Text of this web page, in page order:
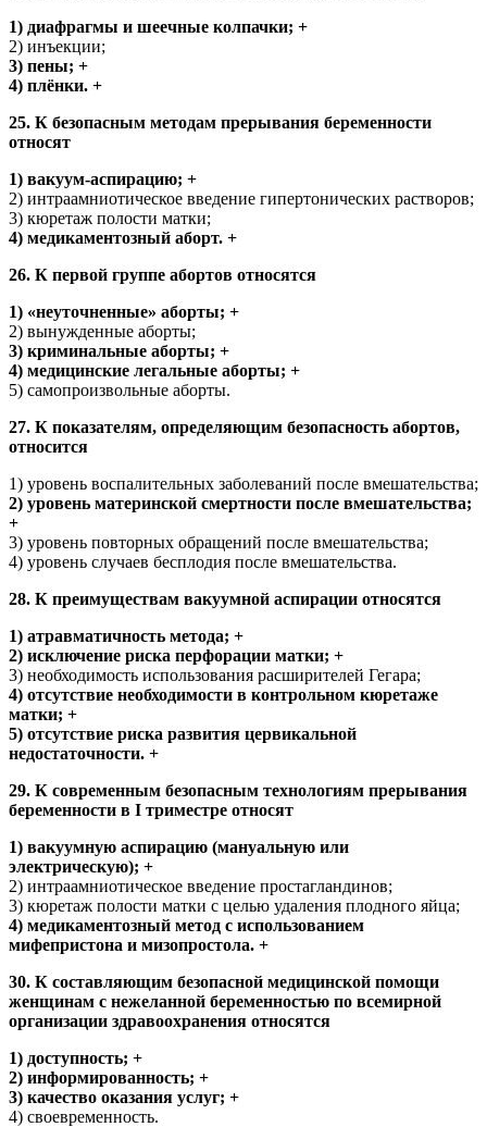
1) диафрагмы и шеечные колпачки; +
2) инъекции;
3) пены; +
4) плёнки. +
25. К безопасным методам прерывания беременности
относят
1) вакуум-аспирацию; +
2) интраамниотическое введение гипертонических растворов;
3) кюретаж полости матки;
4) медикаментозный аборт. +
26. К первой группе абортов относятся
1) «неуточненные» аборты; +
2) вынужденные аборты;
3) криминальные аборты; +
4) медицинские легальные аборты; +
5) самопроизвольные аборты.
27. К показателям, определяющим безопасность абортов,
относится
1) уровень воспалительных заболеваний после вмешательства;
2) уровень материнской смертности после вмешательства;
+
3) уровень повторных обращений после вмешательства;
4) уровень случаев бесплодия после вмешательства.
28. К преимуществам вакуумной аспирации относятся
1) атравматичность метода; +
2) исключение риска перфорации матки; +
3) необходимость использования расширителей Гегара;
4) отсутствие необходимости в контрольном кюретаже
матки; +
5) отсутствие риска развития цервикальной
недостаточности. +
29. К современным безопасным технологиям прерывания
беременности в I триместре относят
1) вакуумную аспирацию (мануальную или
электрическую); +
2) интраамниотическое введение простагландинов;
3) кюретаж полости матки с целью удаления плодного яйца;
4) медикаментозный метод с использованием
мифепристона и мизопростола. +
30. К составляющим безопасной медицинской помощи
женщинам с нежеланной беременностью по всемирной
организации здравоохранения относятся
1) доступность; +
2) информированность; +
3) качество оказания услуг; +
4) своевременность.